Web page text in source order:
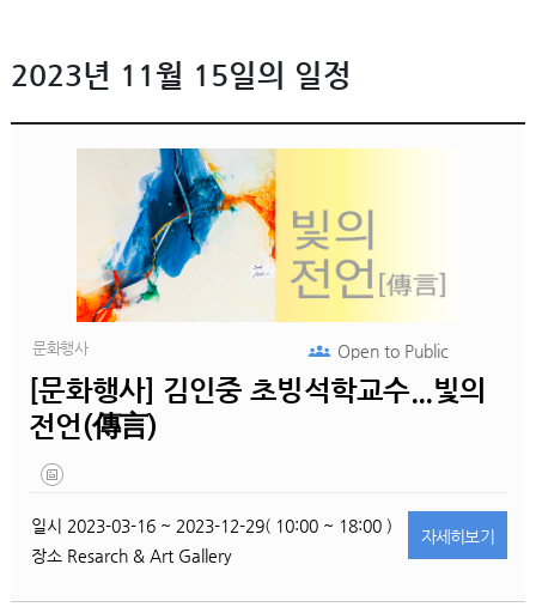
2023년 11월 15일의 일정
문화행사
[문화행사] 김인중 초빙석학교수...빛의
전언(傳言)
Open toPublic
일시 2023-03-16 ~ 2023-12-29( 10:00 ~ 18:00 )
장소 Resarch & Art Gallery
자세히보기